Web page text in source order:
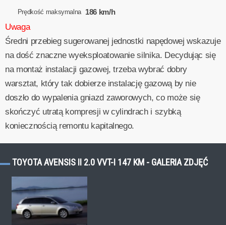
Prędkość maksymalna 186 km/h
Uwaga
Średni przebieg sugerowanej jednostki napędowej wskazuje
na dość znaczne wyeksploatowanie silnika. Decydując się
na montaż instalacji gazowej, trzeba wybrać dobry
warsztat, który tak dobierze instalację gazową by nie
doszło do wypalenia gniazd zaworowych, co może się
skończyć utratą kompresji w cylindrach i szybką
koniecznością remontu kapitalnego.
TOYOTA AVENSIS II 2.0 VVT-I 147 KM - GALERIA ZDJĘĆ